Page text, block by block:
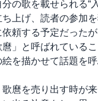
の歌を載せられる“
上げ、読者の参加
頼する予定だった
」と呼ばれている
を描かせて話題を呼
麿を売り出す時が